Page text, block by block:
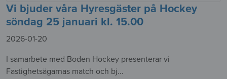
Vi bjuder våra Hyresgäster på Hockey
söndag 25 januari kl. 15.00
2026-01-20
I samarbete med Boden Hockey presenterar vi
Fastighetsägarnas match och bj...